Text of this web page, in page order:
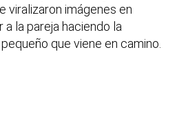
viralizaron imágenes en
la pareja haciendo la
que viene en camino.